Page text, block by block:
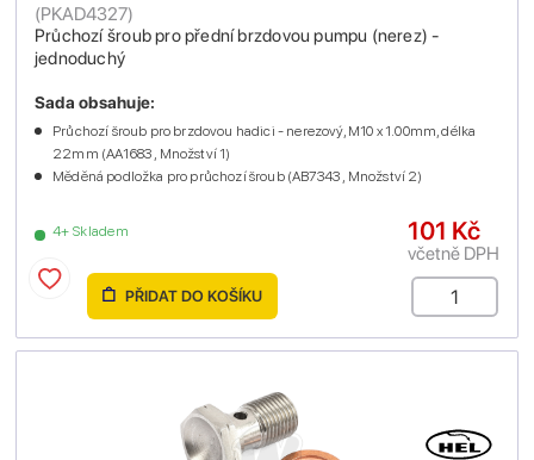
Průchozí šroub pro přední brzdovou pumpu (nerez) -
jednoduchý
(PKAD4327)
4+ Skladem
Sada obsahuje:
Průchozí šroub pro brzdovou hadici - nerezový, M10 x 1.00mm, délka
22mm (AA1683 , Množství 1)
Měděná podložka pro průchozí šroub (AB7343 , Množství 2)
101 Kč
včetně DPH
PŘIDAT DO KOŠÍKU